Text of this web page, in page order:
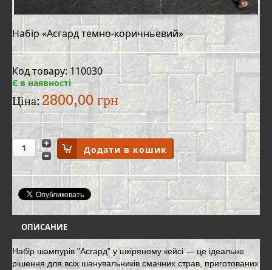
Набір «Асгард темно-коричньевий»
Код товару: 110030
Є в наявності
Ціна: 2800,00 грн
ОПИСАНИЕ
Набір шампурів "Асгард" у шкіряному кейсі — це ідеальне
рішення для всіх шанувальників смачних страв, приготованих